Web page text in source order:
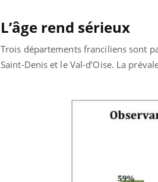
L’âge rend sérieux
Trois départements franciliens sont
Saint-Denis et le Val-d’Oise. La